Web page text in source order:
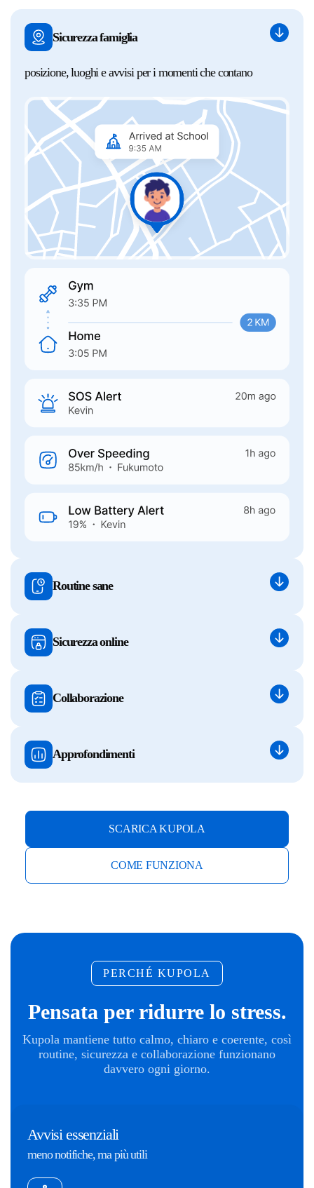
Sicurezza famiglia
posizione, luoghi e avvisi per i momenti che contano
Routine sane
Sicurezza online
Collaborazione
Approfondimenti
SCARICA KUPOLA
COME FUNZIONA
PERCHÉ KUPOLA
Pensata per ridurre lo stress.
Kupola mantiene tutto calmo, chiaro e coerente, così
routine, sicurezza e collaborazione funzionano
davvero ogni giorno.
Avvisi essenziali
meno notifiche, ma più utili